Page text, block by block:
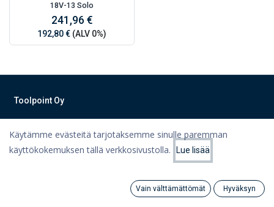
Suosituimmat
Category
18V-13 Solo
241,96 €
192,80 € (ALV 0%)
Toolpoint Oy
teknisen kaupan ammattilaisilta!
Käytämme evästeitä tarjotaksemme sinulle paremman
käyttökokemuksen tällä verkkosivustolla.
Lue lisää
Vain välttämättömät Hyväksyn